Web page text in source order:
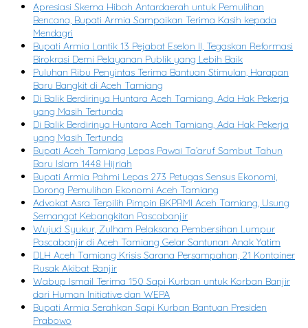
Apresiasi Skema Hibah Antardaerah untuk Pemulihan
Bencana, Bupati Armia Sampaikan Terima Kasih kepada
Mendagri
Bupati Armia Lantik 13 Pejabat Eselon II, Tegaskan Reformasi
Birokrasi Demi Pelayanan Publik yang Lebih Baik
Puluhan Ribu Penyintas Terima Bantuan Stimulan, Harapan
Baru Bangkit di Aceh Tamiang
Di Balik Berdirinya Huntara Aceh Tamiang, Ada Hak Pekerja
yang Masih Tertunda
Di Balik Berdirinya Huntara Aceh Tamiang, Ada Hak Pekerja
yang Masih Tertunda
Bupati Aceh Tamiang Lepas Pawai Ta’aruf Sambut Tahun
Baru Islam 1448 Hijriah
Bupati Armia Pahmi Lepas 273 Petugas Sensus Ekonomi,
Dorong Pemulihan Ekonomi Aceh Tamiang
Advokat Asra Terpilih Pimpin BKPRMI Aceh Tamiang, Usung
Semangat Kebangkitan Pascabanjir
Wujud Syukur, Zulham Pelaksana Pembersihan Lumpur
Pascabanjir di Aceh Tamiang Gelar Santunan Anak Yatim
DLH Aceh Tamiang Krisis Sarana Persampahan, 21 Kontainer
Rusak Akibat Banjir
Wabup Ismail Terima 150 Sapi Kurban untuk Korban Banjir
dari Human Initiative dan WEPA
Bupati Armia Serahkan Sapi Kurban Bantuan Presiden
Prabowo